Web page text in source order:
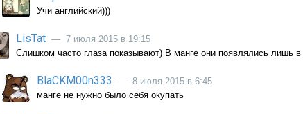
Учи английский)))
LisTat — 7 июля 2015 в 19:15
Слишком часто глаза показывают) В манге они появлялись лишь в
BlaCKM00n333
— 8 июля 2015 в 6:45
манге не нужно было себя окупать